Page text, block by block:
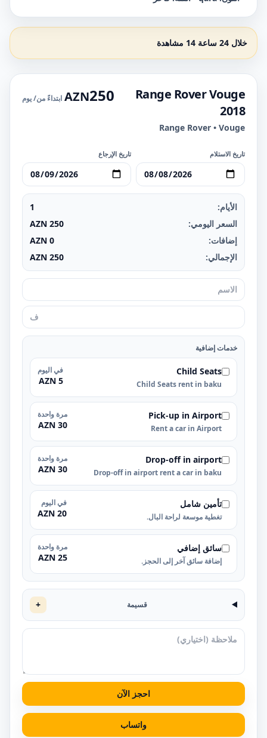
خلال 24 ساعة 14 مشاهدة
Range Rover Vouge
2018
Range Rover • Vouge
250
AZN ابتداءً من/ يوم
تاريخ الاستلام تاريخ الإرجاع
الأيام:
1
السعر اليومي:
250
إضافات:
0
الإجمالي:
250
خدمات إضافية
Child Seats
Child Seats rent in baku
في اليوم
5 AZN
Pick-up in Airport
Rent a car in Airport
مرة واحدة
30 AZN
Drop-off in airport
Drop-off in airport rent a car in baku
مرة واحدة
30 AZN
تأمين شامل
تغطية موسعة لراحة البال.
في اليوم
20 AZN
سائق إضافي
إضافة سائق آخر إلى الحجز.
مرة واحدة
25 AZN
قسيمة +
احجز الآن
واتساب